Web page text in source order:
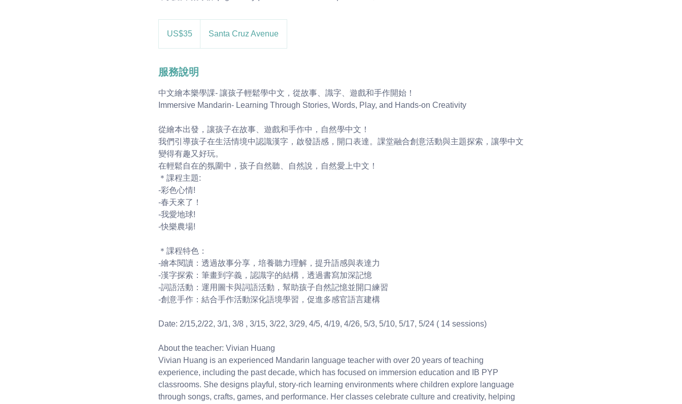
US$35 Santa Cruz Avenue
服務說明
中文繪本樂學課- 讓孩子輕鬆學中文，從故事、識字、遊戲和手作開始！
Immersive Mandarin- Learning Through Stories, Words, Play, and Hands-on Creativity
從繪本出發，讓孩子在故事、遊戲和手作中，自然學中文！
我們引導孩子在生活情境中認識漢字，啟發語感，開口表達。課堂融合創意活動與主題探索，讓學中文
變得有趣又好玩。
在輕鬆自在的氛圍中，孩子自然聽、自然說，自然愛上中文！
＊課程主題:
-彩色心情!
-春天來了！
-我愛地球!
-快樂農場!
＊課程特色：
-繪本閱讀：透過故事分享，培養聽力理解，提升語感與表達力
-漢字探索：筆畫到字義，認識字的結構，透過書寫加深記憶
-詞語活動：運用圖卡與詞語活動，幫助孩子自然記憶並開口練習
-創意手作：結合手作活動深化語境學習，促進多感官語言建構
Date: 2/15,2/22, 3/1, 3/8 , 3/15, 3/22, 3/29, 4/5, 4/19, 4/26, 5/3, 5/10, 5/17, 5/24 ( 14 sessions)
About the teacher: Vivian Huang
Vivian Huang is an experienced Mandarin language teacher with over 20 years of teaching
experience, including the past decade, which has focused on immersion education and IB PYP
classrooms. She designs playful, story-rich learning environments where children explore language
through songs, crafts, games, and performance. Her classes celebrate culture and creativity, helping